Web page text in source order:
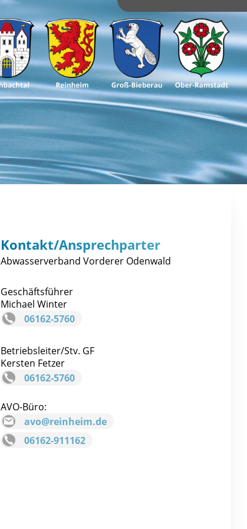
Kontakt/Ansprechparter
Abwasserverband Vorderer Odenwald
Geschäftsführer
Michael Winter
06162-5760
Betriebsleiter/Stv. GF
Kersten Fetzer
06162-5760
AVO-Büro:
avo@reinheim.de
06162-911162